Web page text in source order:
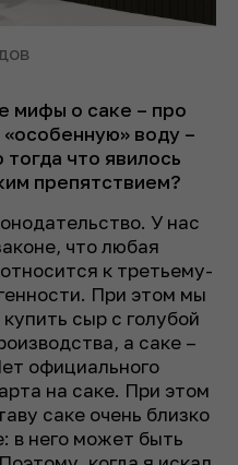
мифы о саке – про
воду –
что явилось
препятствием?
У нас
что любая
к третьему-
При этом мы
сыр с голубой
а саке –
официального
на саке. При этом
саке очень близко
в него может быть